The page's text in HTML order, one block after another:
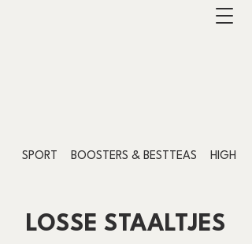
SPORT BOOSTERS & BESTTEAS HIGH
LOSSE STAALTJES